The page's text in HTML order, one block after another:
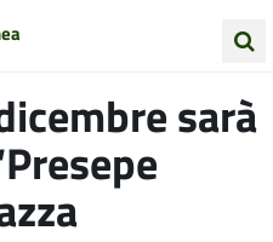
Vivi Albinea
Matildiche
sarà